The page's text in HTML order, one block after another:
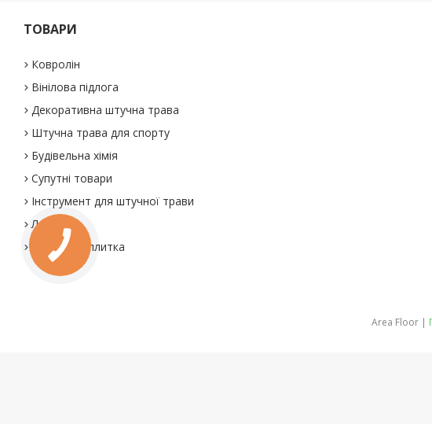
ТОВАРИ
Ковролін
Вінілова підлога
Декоративна штучна трава
Штучна трава для спорту
Будівельна хімія
Супутні товари
Інструмент для штучної трави
Ламінат
Килимова плитка
Area Floor |